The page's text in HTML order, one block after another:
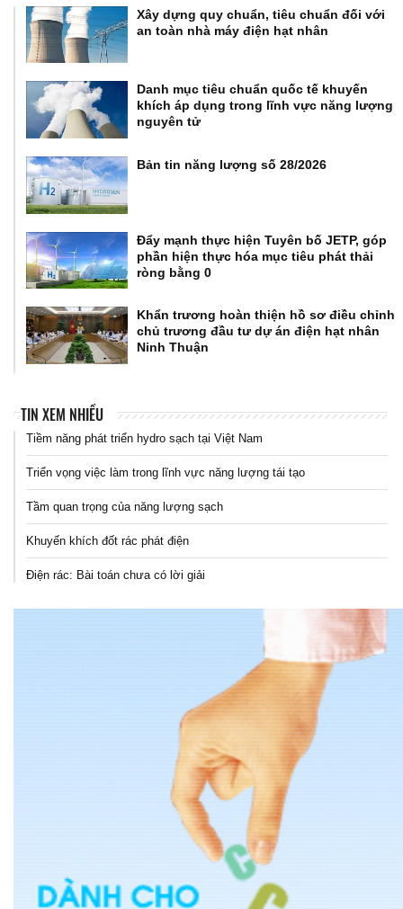
Xây dựng quy chuẩn, tiêu chuẩn đối với
an toàn nhà máy điện hạt nhân
Danh mục tiêu chuẩn quốc tế khuyến
khích áp dụng trong lĩnh vực năng lượng
nguyên tử
Bản tin năng lượng số 28/2026
Đẩy mạnh thực hiện Tuyên bố JETP, góp
phần hiện thực hóa mục tiêu phát thải
ròng bằng 0
Khẩn trương hoàn thiện hồ sơ điều chỉnh
chủ trương đầu tư dự án điện hạt nhân
Ninh Thuận
TIN XEM NHIỀU
Tiềm năng phát triển hydro sạch tại Việt Nam
Triển vọng việc làm trong lĩnh vực năng lượng tái tạo
Tầm quan trọng của năng lượng sạch
Khuyến khích đốt rác phát điện
Điện rác: Bài toán chưa có lời giải